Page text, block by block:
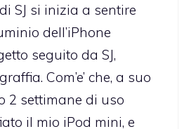
SJ si inizia a sentire
dell’iPhone
seguito da SJ,
Com’e’ che, a suo
2 settimane di uso
il mio iPod mini, e